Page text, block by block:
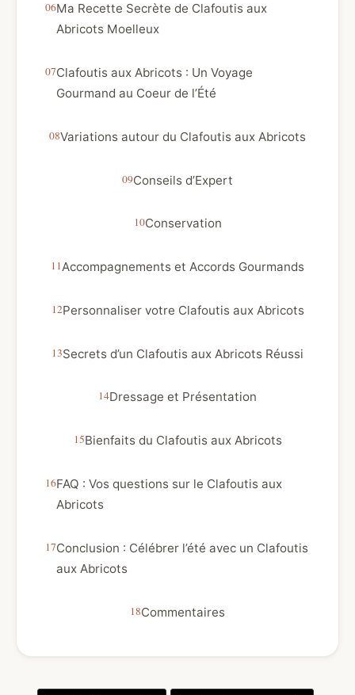
Ma Recette Secrète de Clafoutis aux
Abricots Moelleux
Clafoutis aux Abricots : Un Voyage
Gourmand au Coeur de l’Été
Variations autour du Clafoutis aux Abricots
Conseils d’Expert
Conservation
Accompagnements et Accords Gourmands
Personnaliser votre Clafoutis aux Abricots
Secrets d’un Clafoutis aux Abricots Réussi
Dressage et Présentation
Bienfaits du Clafoutis aux Abricots
FAQ : Vos questions sur le Clafoutis aux
Abricots
Conclusion : Célébrer l’été avec un Clafoutis
aux Abricots
Commentaires